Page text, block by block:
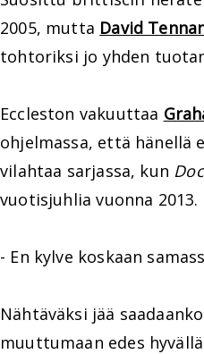
2005, mutta David
tohtoriksi jo yhden
Eccleston vakuuttaa
ohjelmassa, että hänellä
vilahtaa sarjassa, kun
vuotisjuhlia vuonna 2013.
- En kylve koskaan
Nähtäväksi jää
muuttumaan edes